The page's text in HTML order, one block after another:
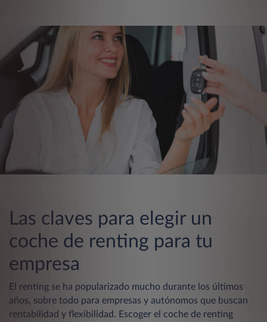
Las claves para elegir un
coche de renting para tu
empresa
El renting se ha popularizado mucho durante los últimos
años, sobre todo para empresas y autónomos que buscan
rentabilidad y flexibilidad. Escoger el coche de renting